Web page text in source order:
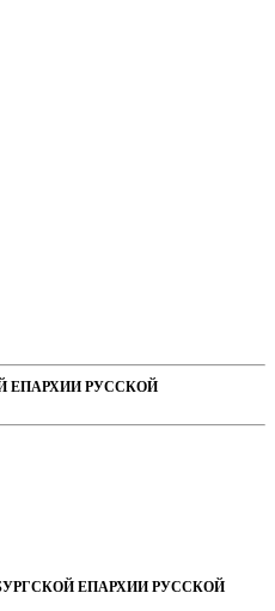
ЕПАРХИИ РУССКОЙ
ЕПАРХИИ РУССКОЙ